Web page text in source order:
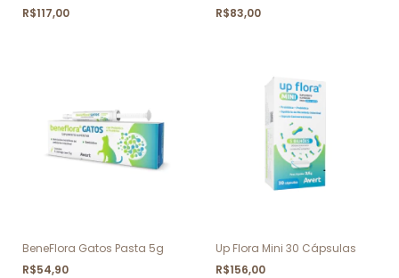
R$117,00
R$83,00
BeneFlora Gatos Pasta 5g
R$54,90
Up Flora Mini 30 Cápsulas
R$156,00